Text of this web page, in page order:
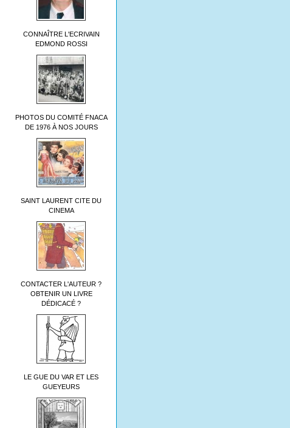
CONNAÎTRE L'ECRIVAIN
EDMOND ROSSI
PHOTOS DU COMITÉ FNACA
DE 1976 À NOS JOURS
SAINT LAURENT CITE DU
CINEMA
CONTACTER L'AUTEUR ?
OBTENIR UN LIVRE
DÉDICACÉ ?
LE GUE DU VAR ET LES
GUEYEURS